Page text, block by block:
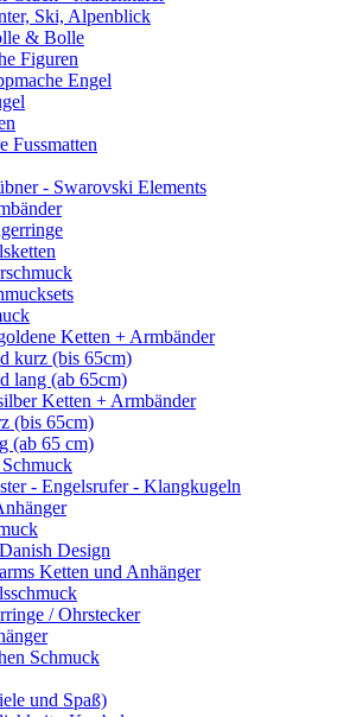
Ski, Alpenblick
& Bolle
Figuren
Engel
Fussmatten
- Swarovski Elements
Ketten + Armbänder
kurz (bis 65cm)
lang (ab 65cm)
Ketten + Armbänder
(bis 65cm)
(ab 65 cm)
- Engelsrufer - Klangkugeln
Design
Ketten und Anhänger
/ Ohrstecker
Schmuck
und Spaß)